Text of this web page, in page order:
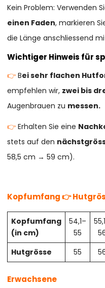
Kein Problem: Verwenden
einen Faden, markieren
die Länge anschliessend
Wichtiger Hinweis für
👉Bei sehr flachen
empfehlen wir, zwei bis
Augenbrauen zu messen.
👉Erhalten Sie eine
stets auf den
58,5 cm → 59 cm).
Kopfumfang 👉
Kopfumfang
(in cm)
54,1–
55
Hutgrösse
55
Erwachsene